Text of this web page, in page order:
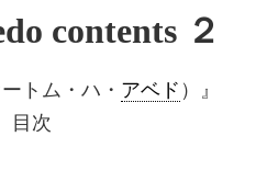
contents ２
トム・ハ・ アベド ）』
目次